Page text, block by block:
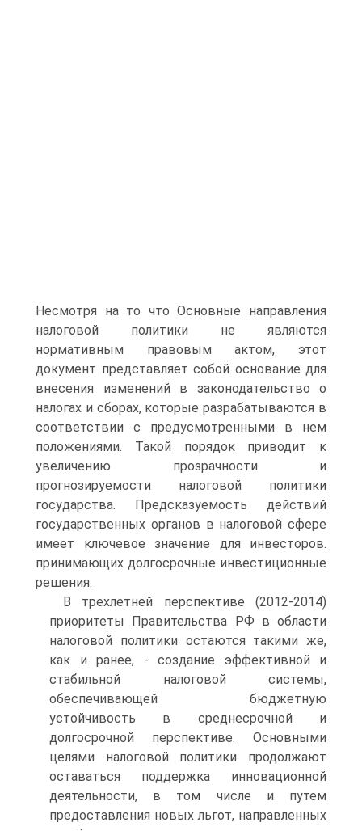
Несмотря на то что Основные направления
налоговой политики не являются
нормативным правовым актом, этот
документ представляет собой основание для
внесения изменений в законодательство о
налогах и сборах, которые разрабатываются в
соответствии с предусмотренными в нем
положениями. Такой порядок приводит к
увеличению прозрачности и
прогнозируемости налоговой политики
государства. Предсказуемость действий
государственных органов в налоговой сфере
имеет ключевое значение для инвесторов.
принимающих долгосрочные инвестиционные
решения.
В трехлетней перспективе (2012-2014)
приоритеты Правительства РФ в области
налоговой политики остаются такими же,
как и ранее, - создание эффективной и
стабильной налоговой системы,
обеспечивающей бюджетную
устойчивость в среднесрочной и
долгосрочной перспективе. Основными
целями налоговой политики продолжают
оставаться поддержка инновационной
деятельности, в том числе и путем
предоставления новых льгот, направленных